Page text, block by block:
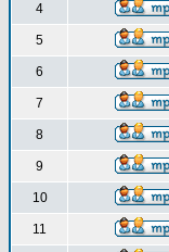
4
5
6
7
8
9
10
11